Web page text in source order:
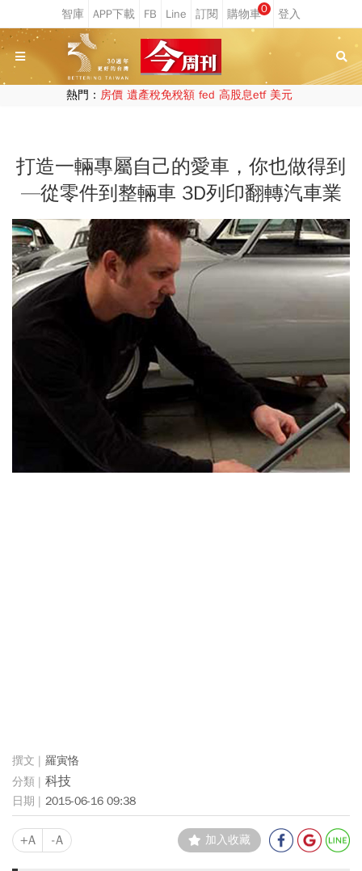
0
熱門： 房價 遺產稅免稅額 fed 高股息etf 美元
打造一輛專屬自己的愛車，你也做得到
—從零件到整輛車 3D列印翻轉汽車業
羅寅恪
科技
2015-06-16 09:38
+A -A 加入收藏